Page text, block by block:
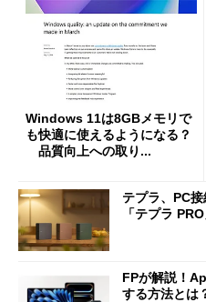
Windows 11は8GBメモリで
も快適に使えるようになる？
品質向上への取り...
テプラ、PC
「テプラ
FPが解説！
する方法とは